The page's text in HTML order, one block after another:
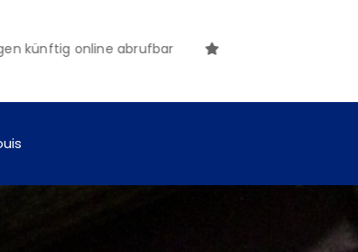
online abrufbar